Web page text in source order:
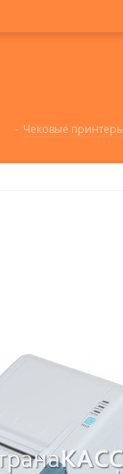
- Чековые принтеры